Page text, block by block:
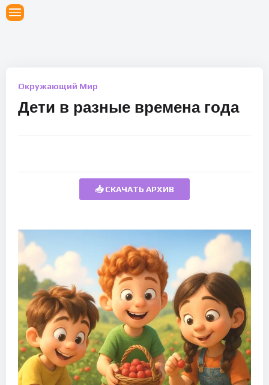
Окружающий Мир
Дети в разные времена года
📥 СКАЧАТЬ АРХИВ